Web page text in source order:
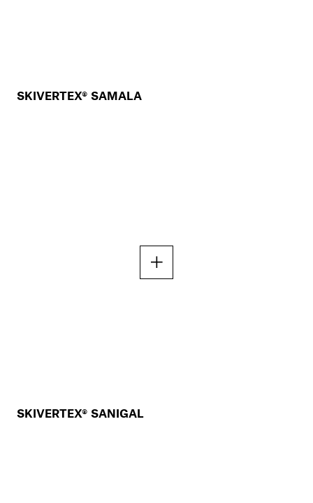
SKIVERTEX® SAMALA
SKIVERTEX® SANIGAL